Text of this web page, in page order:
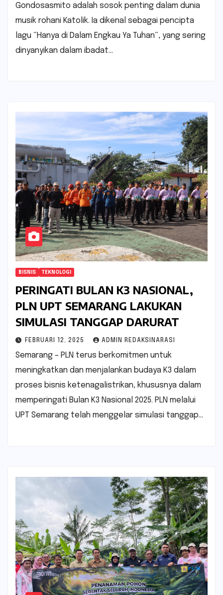
Gondosasmito adalah sosok penting dalam dunia
musik rohani Katolik. Ia dikenal sebagai pencipta
lagu “Hanya di Dalam Engkau Ya Tuhan“, yang sering
dinyanyikan dalam ibadat…
BISNIS TEKNOLOGI
PERINGATI BULAN K3 NASIONAL,
PLN UPT SEMARANG LAKUKAN
SIMULASI TANGGAP DARURAT
FEBRUARI 12, 2025 ADMIN REDAKSINARASI
Semarang – PLN terus berkomitmen untuk
meningkatkan dan menjalankan budaya K3 dalam
proses bisnis ketenagalistrikan, khususnya dalam
memperingati Bulan K3 Nasional 2025. PLN melalui
UPT Semarang telah menggelar simulasi tanggap…